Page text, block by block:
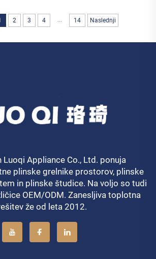
2 3 4 ... 14 Naslednji
Luoqi Appliance Co., Ltd. ponuja
plinske grelnike prostorov, plinske
in plinske študice. Na voljo so tudi
OEM/ODM. Zanesljiva toplotna
že od leta 2012.